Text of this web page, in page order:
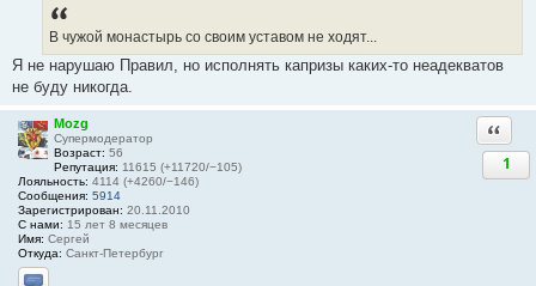
В чужой монастырь со своим уставом не ходят...
Я не нарушаю Правил, но исполнять капризы каких-то неадекватов
не буду никогда.
Mozg
Супермодератор
Возраст: 56
Репутация: 11615 (+11720/−105)
Лояльность: 4114 (+4260/−146)
Сообщения: 5914
Зарегистрирован: 20.11.2010
С нами: 15 лет 8 месяцев
Имя: Сергей
Откуда: Санкт-Петербург
1